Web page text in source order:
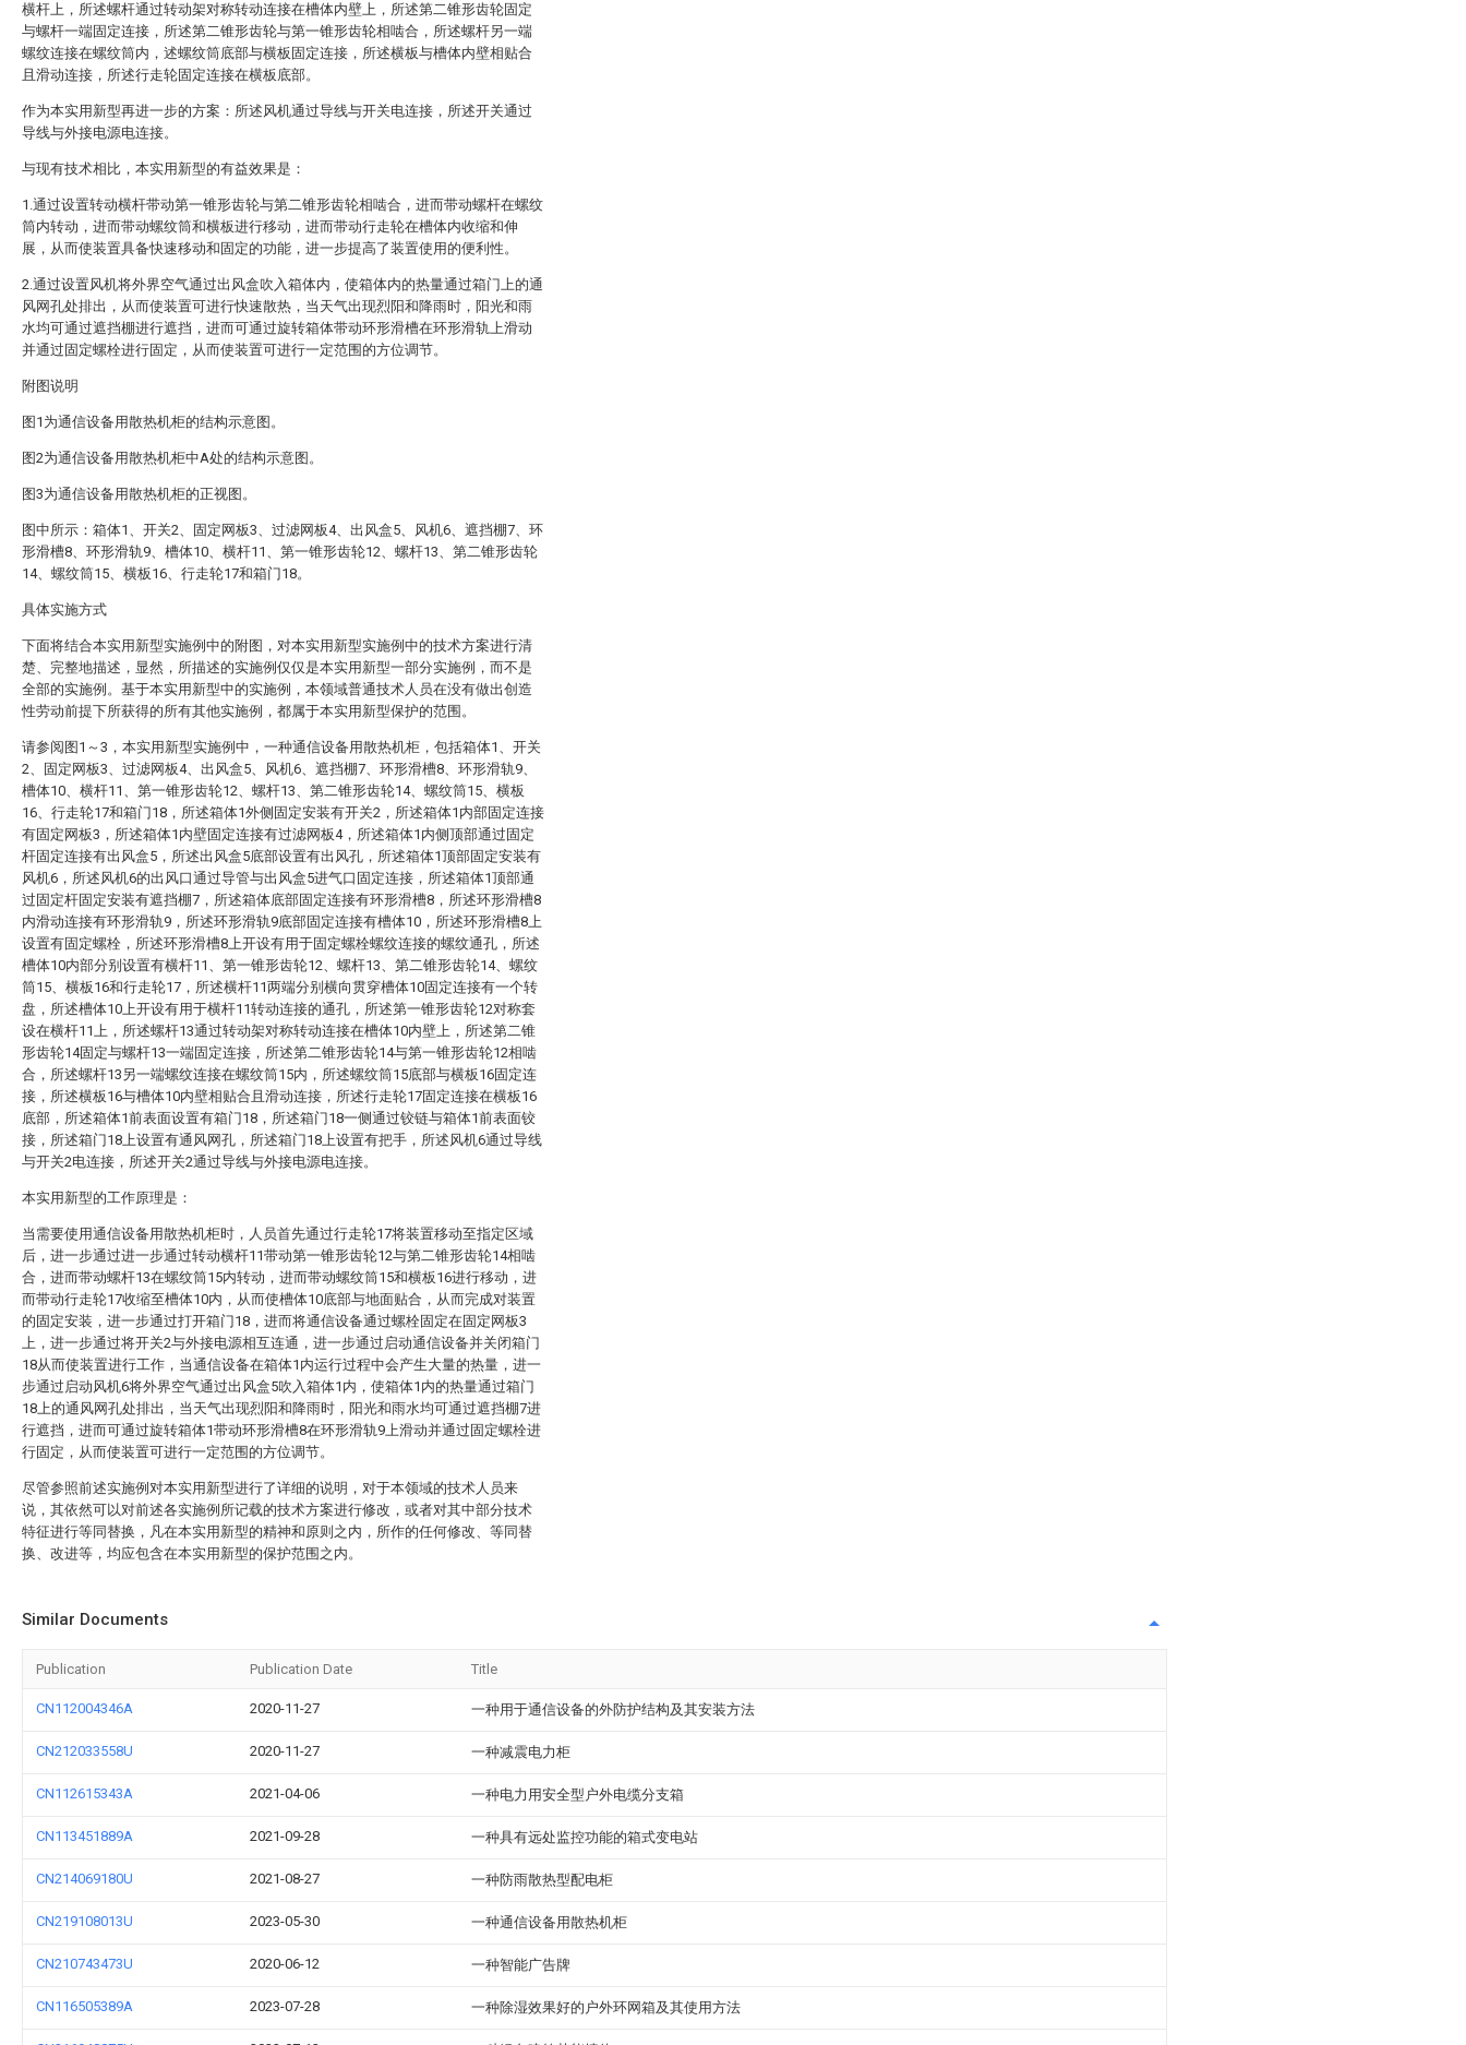
横杆上，所述螺杆通过转动架对称转动连接在槽体内壁上，所述第二锥形齿轮固定
与螺杆一端固定连接，所述第二锥形齿轮与第一锥形齿轮相啮合，所述螺杆另一端
螺纹连接在螺纹筒内，述螺纹筒底部与横板固定连接，所述横板与槽体内壁相贴合
且滑动连接，所述行走轮固定连接在横板底部。
作为本实用新型再进一步的方案：所述风机通过导线与开关电连接，所述开关通过
导线与外接电源电连接。
与现有技术相比，本实用新型的有益效果是：
1.通过设置转动横杆带动第一锥形齿轮与第二锥形齿轮相啮合，进而带动螺杆在螺纹
筒内转动，进而带动螺纹筒和横板进行移动，进而带动行走轮在槽体内收缩和伸
展，从而使装置具备快速移动和固定的功能，进一步提高了装置使用的便利性。
2.通过设置风机将外界空气通过出风盒吹入箱体内，使箱体内的热量通过箱门上的通
风网孔处排出，从而使装置可进行快速散热，当天气出现烈阳和降雨时，阳光和雨
水均可通过遮挡棚进行遮挡，进而可通过旋转箱体带动环形滑槽在环形滑轨上滑动
并通过固定螺栓进行固定，从而使装置可进行一定范围的方位调节。
附图说明
图1为通信设备用散热机柜的结构示意图。
图2为通信设备用散热机柜中A处的结构示意图。
图3为通信设备用散热机柜的正视图。
图中所示：箱体1、开关2、固定网板3、过滤网板4、出风盒5、风机6、遮挡棚7、环
形滑槽8、环形滑轨9、槽体10、横杆11、第一锥形齿轮12、螺杆13、第二锥形齿轮
14、螺纹筒15、横板16、行走轮17和箱门18。
具体实施方式
下面将结合本实用新型实施例中的附图，对本实用新型实施例中的技术方案进行清
楚、完整地描述，显然，所描述的实施例仅仅是本实用新型一部分实施例，而不是
全部的实施例。基于本实用新型中的实施例，本领域普通技术人员在没有做出创造
性劳动前提下所获得的所有其他实施例，都属于本实用新型保护的范围。
请参阅图1～3，本实用新型实施例中，一种通信设备用散热机柜，包括箱体1、开关
2、固定网板3、过滤网板4、出风盒5、风机6、遮挡棚7、环形滑槽8、环形滑轨9、
槽体10、横杆11、第一锥形齿轮12、螺杆13、第二锥形齿轮14、螺纹筒15、横板
16、行走轮17和箱门18，所述箱体1外侧固定安装有开关2，所述箱体1内部固定连接
有固定网板3，所述箱体1内壁固定连接有过滤网板4，所述箱体1内侧顶部通过固定
杆固定连接有出风盒5，所述出风盒5底部设置有出风孔，所述箱体1顶部固定安装有
风机6，所述风机6的出风口通过导管与出风盒5进气口固定连接，所述箱体1顶部通
过固定杆固定安装有遮挡棚7，所述箱体底部固定连接有环形滑槽8，所述环形滑槽8
内滑动连接有环形滑轨9，所述环形滑轨9底部固定连接有槽体10，所述环形滑槽8上
设置有固定螺栓，所述环形滑槽8上开设有用于固定螺栓螺纹连接的螺纹通孔，所述
槽体10内部分别设置有横杆11、第一锥形齿轮12、螺杆13、第二锥形齿轮14、螺纹
筒15、横板16和行走轮17，所述横杆11两端分别横向贯穿槽体10固定连接有一个转
盘，所述槽体10上开设有用于横杆11转动连接的通孔，所述第一锥形齿轮12对称套
设在横杆11上，所述螺杆13通过转动架对称转动连接在槽体10内壁上，所述第二锥
形齿轮14固定与螺杆13一端固定连接，所述第二锥形齿轮14与第一锥形齿轮12相啮
合，所述螺杆13另一端螺纹连接在螺纹筒15内，所述螺纹筒15底部与横板16固定连
接，所述横板16与槽体10内壁相贴合且滑动连接，所述行走轮17固定连接在横板16
底部，所述箱体1前表面设置有箱门18，所述箱门18一侧通过铰链与箱体1前表面铰
接，所述箱门18上设置有通风网孔，所述箱门18上设置有把手，所述风机6通过导线
与开关2电连接，所述开关2通过导线与外接电源电连接。
本实用新型的工作原理是：
当需要使用通信设备用散热机柜时，人员首先通过行走轮17将装置移动至指定区域
后，进一步通过进一步通过转动横杆11带动第一锥形齿轮12与第二锥形齿轮14相啮
合，进而带动螺杆13在螺纹筒15内转动，进而带动螺纹筒15和横板16进行移动，进
而带动行走轮17收缩至槽体10内，从而使槽体10底部与地面贴合，从而完成对装置
的固定安装，进一步通过打开箱门18，进而将通信设备通过螺栓固定在固定网板3
上，进一步通过将开关2与外接电源相互连通，进一步通过启动通信设备并关闭箱门
18从而使装置进行工作，当通信设备在箱体1内运行过程中会产生大量的热量，进一
步通过启动风机6将外界空气通过出风盒5吹入箱体1内，使箱体1内的热量通过箱门
18上的通风网孔处排出，当天气出现烈阳和降雨时，阳光和雨水均可通过遮挡棚7进
行遮挡，进而可通过旋转箱体1带动环形滑槽8在环形滑轨9上滑动并通过固定螺栓进
行固定，从而使装置可进行一定范围的方位调节。
尽管参照前述实施例对本实用新型进行了详细的说明，对于本领域的技术人员来
说，其依然可以对前述各实施例所记载的技术方案进行修改，或者对其中部分技术
特征进行等同替换，凡在本实用新型的精神和原则之内，所作的任何修改、等同替
换、改进等，均应包含在本实用新型的保护范围之内。
Similar Documents
Publication Publication Date Title
CN112004346A 2020-11-27 一种用于通信设备的外防护结构及其安装方法
CN212033558U 2020-11-27 一种减震电力柜
CN112615343A 2021-04-06 一种电力用安全型户外电缆分支箱
CN113451889A 2021-09-28 一种具有远处监控功能的箱式变电站
CN214069180U 2021-08-27 一种防雨散热型配电柜
CN219108013U 2023-05-30 一种通信设备用散热机柜
CN210743473U 2020-06-12 一种智能广告牌
CN116505389A 2023-07-28 一种除湿效果好的户外环网箱及其使用方法